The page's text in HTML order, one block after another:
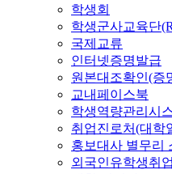
학생회
학생군사교육단
국제교류
인터넷증명발급
원본대조확인(증
교내페이스북
학생역량관리시
취업진로처(대학
홍보대사 별무리
외국인유학생취